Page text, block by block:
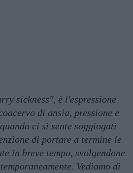
sickness", è l'espressione
di ansia, pressione e
ci si sente soggiogati
di portare a termine le
in breve tempo, svolgendone
Vediamo di